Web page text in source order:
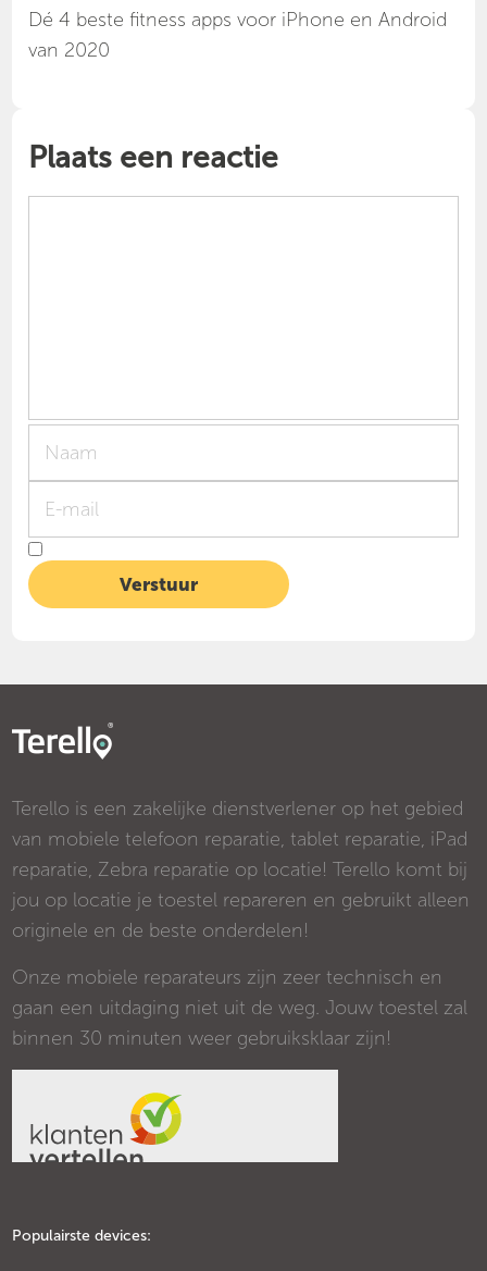
Dé 4 beste fitness apps voor iPhone en Android
van 2020
Plaats een reactie
Terello is een zakelijke dienstverlener op het gebied
van mobiele telefoon reparatie, tablet reparatie, iPad
reparatie, Zebra reparatie op locatie! Terello komt bij
jou op locatie je toestel repareren en gebruikt alleen
originele en de beste onderdelen!
Onze mobiele reparateurs zijn zeer technisch en
gaan een uitdaging niet uit de weg. Jouw toestel zal
binnen 30 minuten weer gebruiksklaar zijn!
Populairste devices: